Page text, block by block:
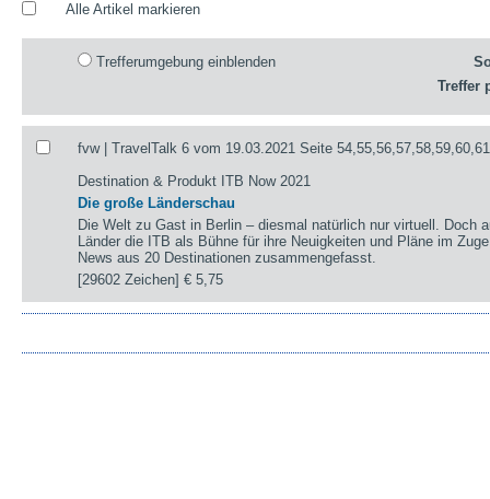
Alle Artikel markieren
Trefferumgebung einblenden
Treffer
fvw | TravelTalk 6 vom 19.03.2021 Seite
Destination & Produkt ITB Now 2021
Die große Länderschau
Die Welt zu Gast in Berlin – diesmal natürlich nur virtuell. Doch
Länder die ITB als Bühne für ihre Neuigkeiten und Pläne im
News aus 20 Destinationen zusammengefasst.
[29602 Zeichen]€ 5,75